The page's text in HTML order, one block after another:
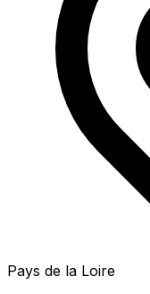
Pays de la Loire